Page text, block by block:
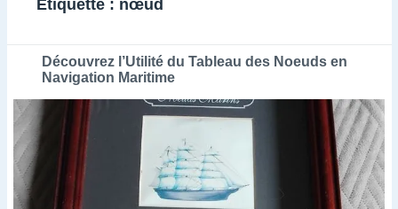
Étiquette : nœud
Découvrez l’Utilité du Tableau des Noeuds en
Navigation Maritime